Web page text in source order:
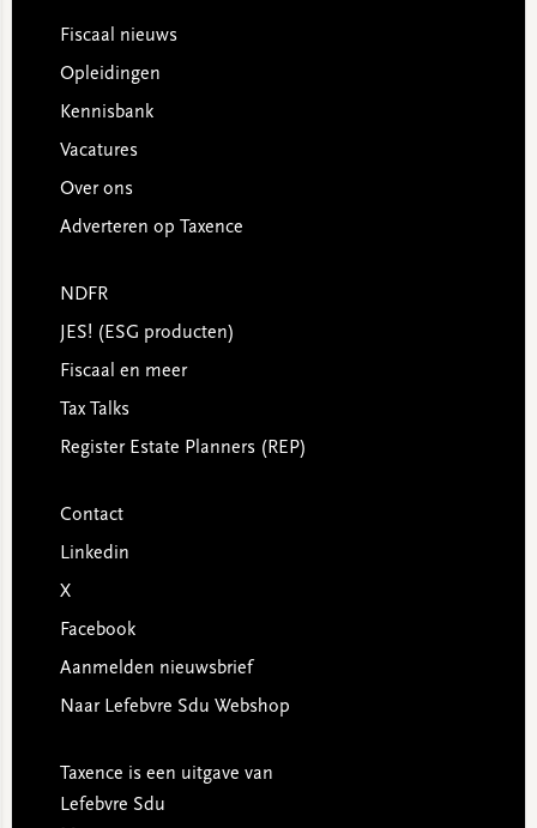
Footer
Fiscaal nieuws
Opleidingen
Kennisbank
Vacatures
Over ons
Adverteren op Taxence
NDFR
JES! (ESG producten)
Fiscaal en meer
Tax Talks
Register Estate Planners (REP)
Contact
Linkedin
X
Facebook
Aanmelden nieuwsbrief
Naar Lefebvre Sdu Webshop
Taxence is een uitgave van
Lefebvre Sdu